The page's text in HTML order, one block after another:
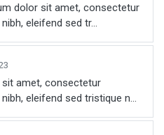
dolor sit amet, consectetur
eleifend sed tr...
amet, consectetur
eleifend sed tristique n...